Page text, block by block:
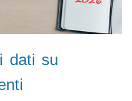
dati su